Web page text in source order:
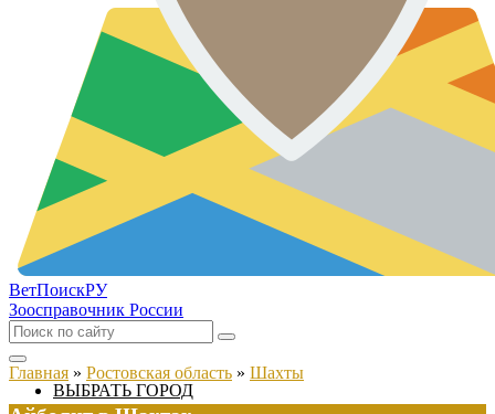
ВетПоискРУ
Зоосправочник России
ВЫБРАТЬ ГОРОД
Главная » Ростовская область » Шахты